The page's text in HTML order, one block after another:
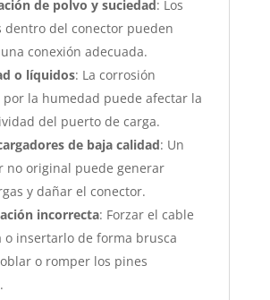
de polvo y suciedad: Los
dentro del conector pueden
conexión adecuada.
o líquidos: La corrosión
por la humedad puede afectar la
del puerto de carga.
de baja calidad: Un
no original puede generar
y dañar el conector.
incorrecta: Forzar el cable
o insertarlo de forma brusca
o romper los pines